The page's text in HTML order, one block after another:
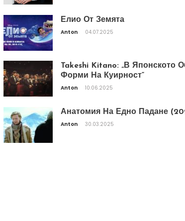
Елио От Земята
Anton 04.07.2025
Takeshi Kitano: „В Японското
Форми На Куирност“
Anton 10.06.2025
Анатомия На Едно Падане
Anton 30.03.2025